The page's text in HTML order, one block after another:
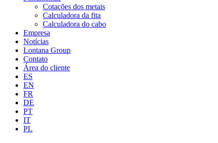
Cotações dos metais
Calculadora da fita
Calculadora do cabo
Empresa
Notícias
Lontana Group
Contato
Área do cliente
ES
EN
FR
DE
PT
IT
PL